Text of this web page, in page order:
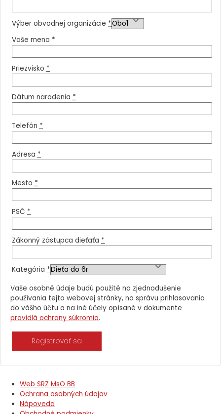
Výber obvodnej organizácie *
Vaše meno *
Priezvisko *
Dátum narodenia *
Telefón *
Adresa *
Mesto *
PSČ *
Zákonný zástupca dieťaťa *
Kategória *
Vaše osobné údaje budú použité na zjednodušenie
používania tejto webovej stránky, na správu prihlasovania
do vášho účtu a na iné účely opísané v dokumente
pravidlá ochrany súkromia.
Registrovať sa
Web SRZ MsO BB
Ochrana osobných údajov
Nápoveda